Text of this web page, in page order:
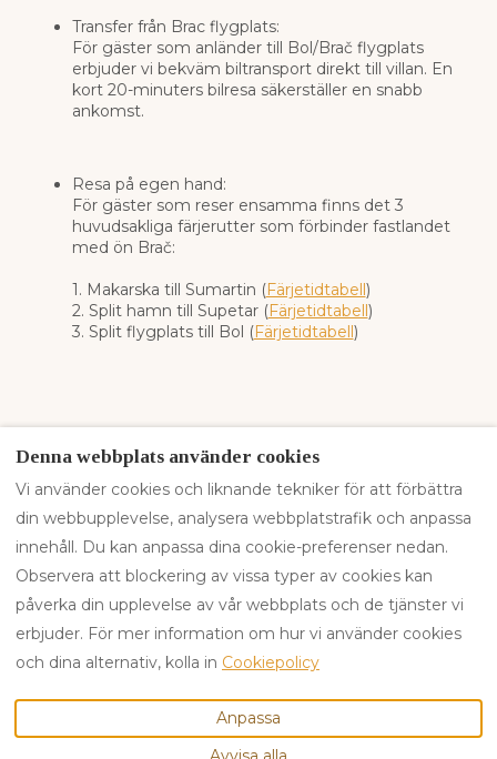
Transfer från Brac flygplats:
För gäster som anländer till Bol/Brač flygplats
erbjuder vi bekväm biltransport direkt till villan. En
kort 20-minuters bilresa säkerställer en snabb
ankomst.
Resa på egen hand:
För gäster som reser ensamma finns det 3
huvudsakliga färjerutter som förbinder fastlandet
med ön Brač:
1. Makarska till Sumartin (Färjetidtabell)
2. Split hamn till Supetar (Färjetidtabell)
3. Split flygplats till Bol (Färjetidtabell)
Vår tjänst Plats
Kontakta oss
Cookiepolicy
Integritetspolicy
Kontakta oss
Swedish EUR +49 (0) 17631576815
Put Puntinka 3, Selca,
Brač, Kroatien H-21425.
©2026
rättigheter förbehålls-
Denna webbplats använder cookies
Vi använder cookies och liknande tekniker för att förbättra
din webbupplevelse, analysera webbplatstrafik och anpassa
innehåll. Du kan anpassa dina cookie-preferenser nedan.
Observera att blockering av vissa typer av cookies kan
påverka din upplevelse av vår webbplats och de tjänster vi
erbjuder. För mer information om hur vi använder cookies
och dina alternativ, kolla in Cookiepolicy
Anpassa